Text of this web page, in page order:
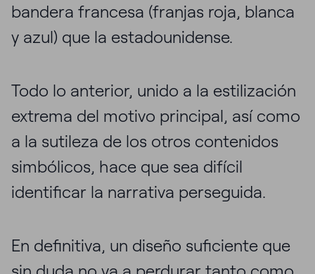
bandera francesa (franjas roja, blanca
y azul) que la estadounidense.
Todo lo anterior, unido a la estilización
extrema del motivo principal, así como
a la sutileza de los otros contenidos
simbólicos, hace que sea difícil
identificar la narrativa perseguida.
En definitiva, un diseño suficiente que